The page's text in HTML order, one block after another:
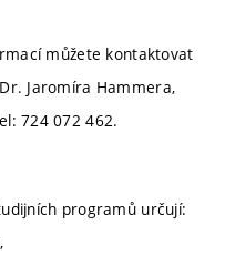
můžete kontaktovat
Jaromíra Hammera,
724 072 462.
programů určují: